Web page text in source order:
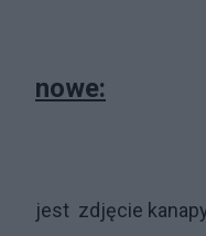
nowe:
jest zdjęcie